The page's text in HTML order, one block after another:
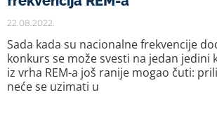
22.08.2022.
Sada kada su nacionalne frekvencije
konkurs se može svesti na jedan jedini
iz vrha REM-a još ranije mogao čuti:
neće se uzimati u